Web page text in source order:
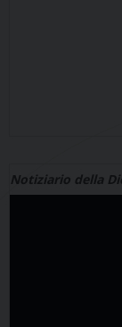
Notiziario della